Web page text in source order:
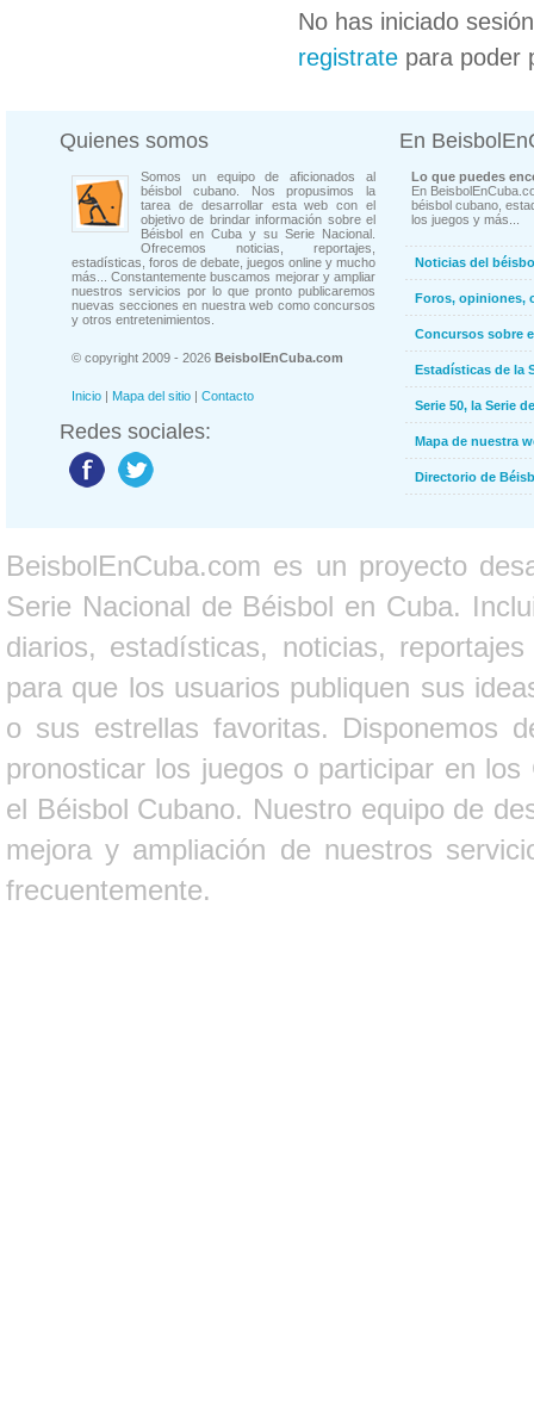
No has iniciado
registrate para poder
Quienes somos
Somos un equipo de aficionados al
béisbol cubano. Nos propusimos la
tarea de desarrollar esta web con el
objetivo de brindar información sobre el
Béisbol en Cuba y su Serie Nacional.
Ofrecemos noticias, reportajes,
estadísticas, foros de debate, juegos online y mucho
más... Constantemente buscamos mejorar y ampliar
nuestros servicios por lo que pronto publicaremos
nuevas secciones en nuestra web como concursos
y otros entretenimientos.
© copyright 2009 - 2026 BeisbolEnCuba.com
Inicio | Mapa del sitio | Contacto
Redes sociales:
En
Lo que puedes
En
béisbol cubano,
los juegos y más...
Noticias del
Foros, opiniones,
Concursos sobre
Estadísticas de la
Serie 50, la Serie
Mapa de nuestra
Directorio de
BeisbolEnCuba.com es un proyecto
Serie Nacional de Béisbol en Cuba.
diarios, estadísticas, noticias,
para que los usuarios publiquen sus
o sus estrellas favoritas. Disponemos
pronosticar los juegos o participar en
el Béisbol Cubano. Nuestro equipo de
mejora y ampliación de nuestros
frecuentemente.